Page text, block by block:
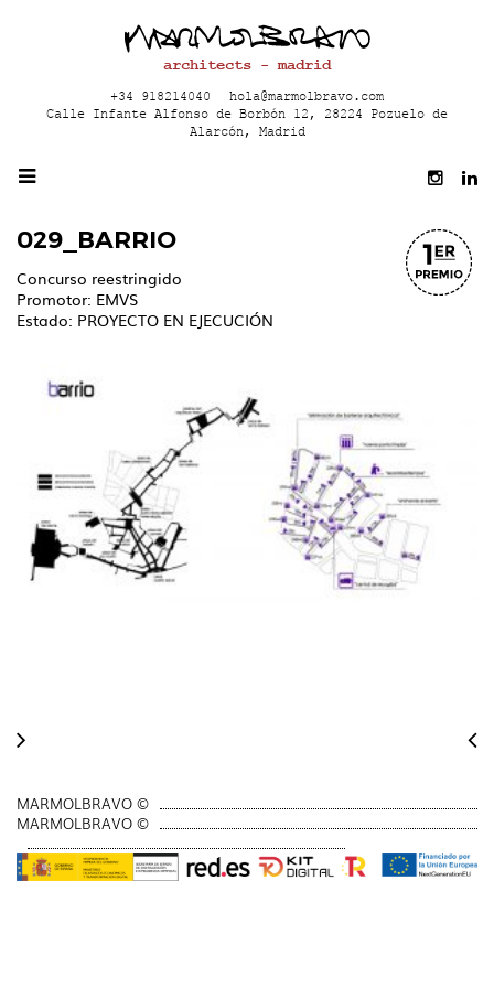
architects - madrid
+34 918214040
hola@marmolbravo.com
Calle Infante Alfonso de Borbón 12, 28224 Pozuelo de
Alarcón, Madrid
029_BARRIO
Concurso reestringido
Promotor: EMVS
Estado: PROYECTO EN EJECUCIÓN
MARMOLBRAVO ©
MARMOLBRAVO ©